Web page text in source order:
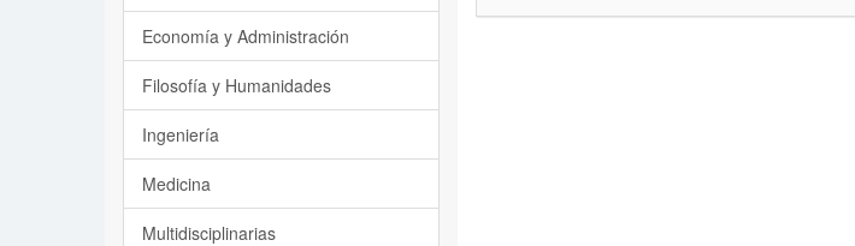
Economía y Administración
Filosofía y Humanidades
Ingeniería
Medicina
Multidisciplinarias